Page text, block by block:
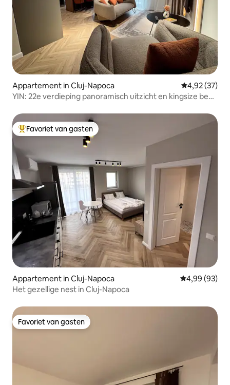
Appartement in Cluj-Napoca Gemiddelde
4,92 (37)
YIN: 22e verdieping panoramisch uitzicht en kingsize bed,
Topfavoriet van gasten
Favoriet van gasten
Appartement in Cluj-Napoca Gemiddelde
4,99 (93)
Het gezellige nest in Cluj-Napoca
Favoriet van gasten
Favoriet van gasten